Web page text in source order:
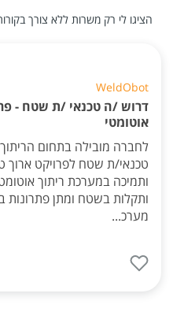
הציגו לי רק משרות ללא צורך
WeldObot
דרוש /ה טכנאי /ת שטח -
אוטומטי
לחברה מובילה בתחום
טכנאי/ת שטח לפרויקט ארוך
ותמיכה במערכת ריתוך
ותקלות בשטח ומתן פתרונות
מערכ...